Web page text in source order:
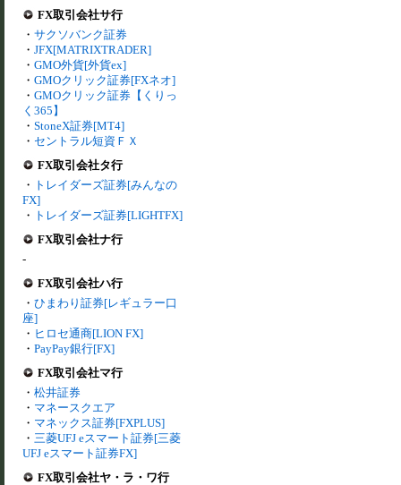
FX取引会社サ行
・ サクソバンク証券
・ JFX[MATRIXTRADER]
・ GMO外貨[外貨ex]
・ GMOクリック証券[FXネオ]
・ GMOクリック証券【くりっ
く365】
・ StoneX証券[MT4]
・ セントラル短資ＦＸ
FX取引会社タ行
・ トレイダーズ証券[みんなの
FX]
・ トレイダーズ証券[LIGHTFX]
FX取引会社ナ行
-
FX取引会社ハ行
・ ひまわり証券[レギュラー口
座]
・ ヒロセ通商[LION FX]
・ PayPay銀行[FX]
FX取引会社マ行
・ 松井証券
・ マネースクエア
・ マネックス証券[FXPLUS]
・ 三菱UFJ eスマート証券[三菱
UFJ eスマート証券FX]
FX取引会社ヤ・ラ・ワ行